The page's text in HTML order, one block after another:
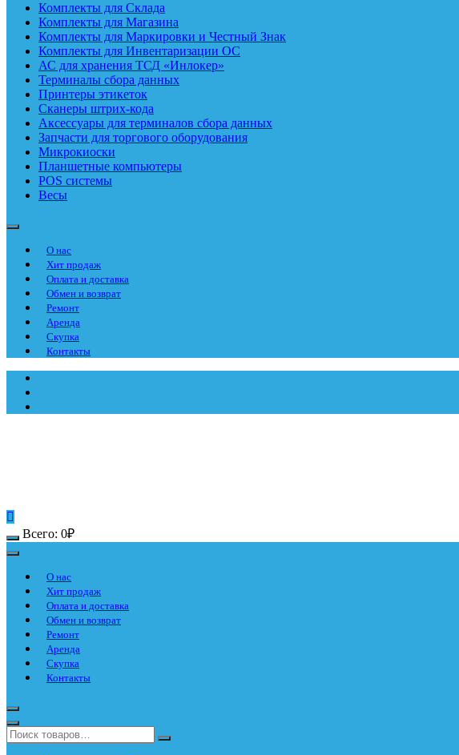
Комплекты для Склада
Комплекты для Магазина
Комплекты для Маркировки и Честный Знак
Комплекты для Инвентаризации ОС
АС для хранения ТСД «Инлокер»
Терминалы сбора данных
Принтеры этикеток
Сканеры штрих-кода
Аксессуары для терминалов сбора данных
Запчасти для торгового оборудования
Микрокиоски
Планшетные компьютеры
POS системы
Весы
О нас
Хит продаж
Оплата и доставка
Обмен и возврат
Ремонт
Аренда
Скупка
Контакты
Всего: 0₽
О нас
Хит продаж
Оплата и доставка
Обмен и возврат
Ремонт
Аренда
Скупка
Контакты